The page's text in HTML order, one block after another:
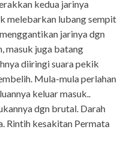
kedua jarinya
melebarkan lubang sempit
jarinya dgn
masuk juga batang
diiringi suara pekik
Mula-mula perlahan
keluar masuk..
dgn brutal. Darah
Rintih kesakitan Permata